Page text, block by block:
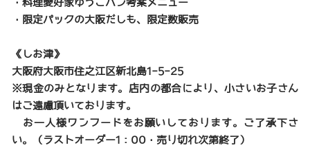
・料理愛好家ゆうこハン考案メニュー
・限定パックの大阪だしも、限定数販売
《しお津》
大阪府大阪市住之江区新北島1-5-25
※現金のみとなります。店内の都合により、小さいお子さん
はご遠慮頂いております。
お一人様ワンフードをお願いしております。ご了承下さ
い。（ラストオーダー1：00・売り切れ次第終了）